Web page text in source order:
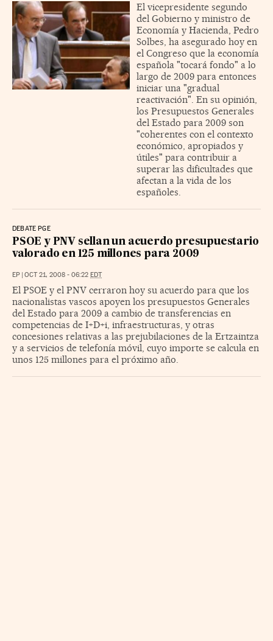
El vicepresidente segundo
del Gobierno y ministro de
Economía y Hacienda, Pedro
Solbes, ha asegurado hoy en
el Congreso que la economía
española "tocará fondo" a lo
largo de 2009 para entonces
iniciar una "gradual
reactivación". En su opinión,
los Presupuestos Generales
del Estado para 2009 son
"coherentes con el contexto
económico, apropiados y
útiles" para contribuir a
superar las dificultades que
afectan a la vida de los
españoles.
DEBATE PGE
PSOE y PNV sellan un acuerdo presupuestario
valorado en 125 millones para 2009
EP | OCT 21, 2008 - 06:22 EDT
El PSOE y el PNV cerraron hoy su acuerdo para que los
nacionalistas vascos apoyen los presupuestos Generales
del Estado para 2009 a cambio de transferencias en
competencias de I+D+i, infraestructuras, y otras
concesiones relativas a las prejubilaciones de la Ertzaintza
y a servicios de telefonía móvil, cuyo importe se calcula en
unos 125 millones para el próximo año.